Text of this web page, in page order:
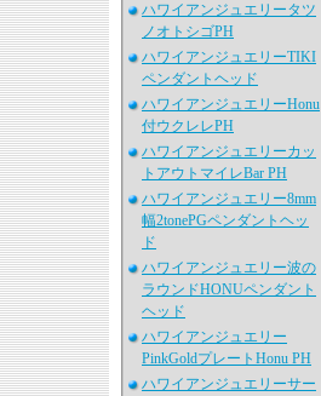
ハワイアンジュエリータツ
ノオトシゴPH
ハワイアンジュエリーTIKI
ペンダントヘッド
ハワイアンジュエリーHonu
付ウクレレPH
ハワイアンジュエリーカッ
トアウトマイレBar PH
ハワイアンジュエリー8mm
幅2tonePGペンダントヘッ
ド
ハワイアンジュエリー波の
ラウンドHONUペンダント
ヘッド
ハワイアンジュエリー
PinkGoldプレートHonu PH
ハワイアンジュエリーサー